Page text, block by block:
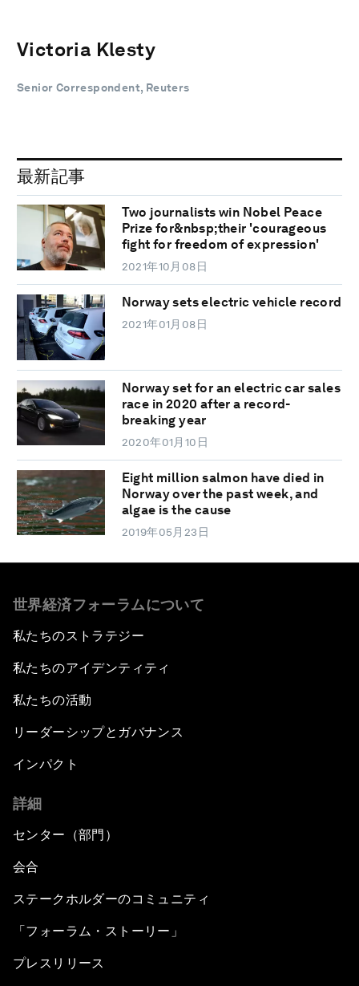
Victoria Klesty
Senior Correspondent, Reuters
最新記事
Two journalists win Nobel Peace
Prize for&nbsp;their 'courageous
fight for freedom of expression'
2021年10月08日
Norway sets electric vehicle record
2021年01月08日
Norway set for an electric car sales
race in 2020 after a record-
breaking year
2020年01月10日
Eight million salmon have died in
Norway over the past week, and
algae is the cause
2019年05月23日
世界経済フォーラムについて
私たちのストラテジー
私たちのアイデンティティ
私たちの活動
リーダーシップとガバナンス
インパクト
詳細
センター（部門）
会合
ステークホルダーのコミュニティ
「フォーラム・ストーリー」
プレスリリース